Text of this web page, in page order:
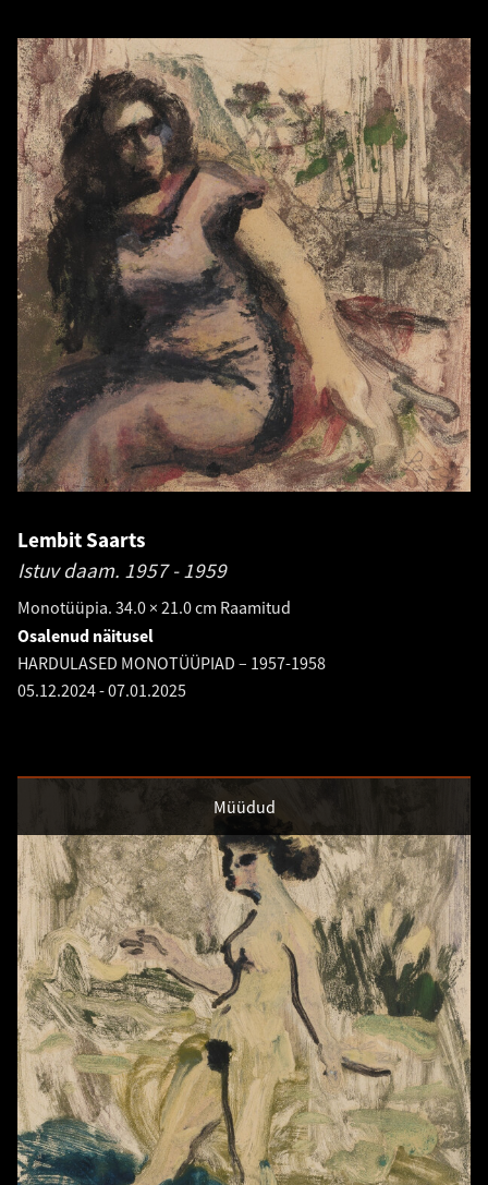
Lembit Saarts
Istuv daam. 1957 - 1959
Monotüüpia. 34.0 × 21.0 cm Raamitud
Osalenud näitusel
HARDULASED MONOTÜÜPIAD – 1957-1958
05.12.2024-07.01.2025
Müüdud